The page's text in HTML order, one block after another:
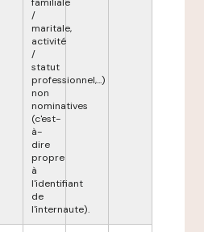
/
maritale,
activité
/
statut
professionnel,...)
non
nominatives
(c'est-
à-
dire
propre
à
l'identifiant
de
l'internaute).